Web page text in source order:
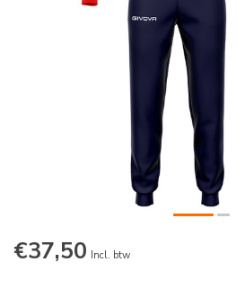
€37,50 Incl. btw